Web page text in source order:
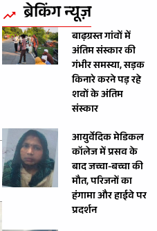
ब्रेकिंग न्यूज़
बाढ़ग्रस्त गांवों में
अंतिम संस्कार की
गंभीर समस्या, सड़क
किनारे करने पड़ रहे
शवों के अंतिम
संस्कार
आयुर्वेदिक मेडिकल
कॉलेज में प्रसव के
बाद जच्चा-बच्चा की
मौत, परिजनों का
हंगामा और हाईवे पर
प्रदर्शन